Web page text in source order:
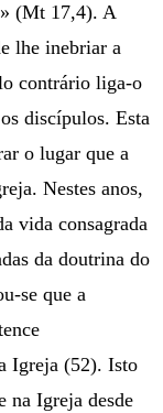
(Mt 17,4). A
lhe inebriar a
contrário liga-o
discípulos. Esta
o lugar que a
Nestes anos,
vida consagrada
da doutrina do
se que a
Igreja (52). Isto
na Igreja desde